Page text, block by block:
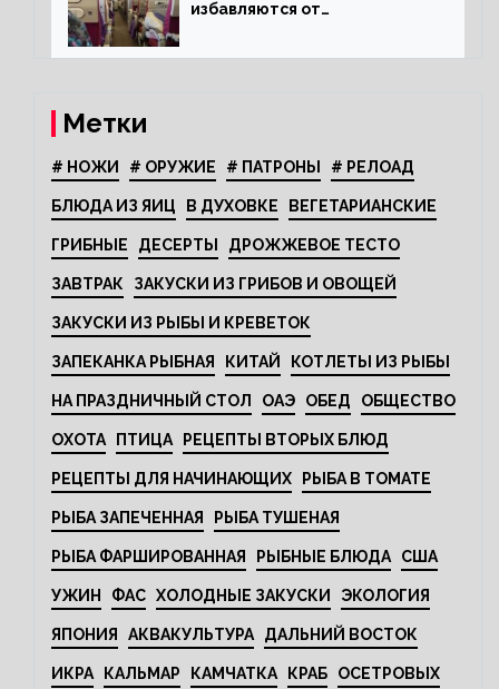
избавляются от
Метки
# НОЖИ # ОРУЖИЕ # ПАТРОНЫ # РЕЛОАД
БЛЮДА ИЗ ЯИЦ В ДУХОВКЕ ВЕГЕТАРИАНСКИЕ
ГРИБНЫЕ ДЕСЕРТЫ ДРОЖЖЕВОЕ ТЕСТО
ЗАВТРАК ЗАКУСКИ ИЗ ГРИБОВ И ОВОЩЕЙ
ЗАКУСКИ ИЗ РЫБЫ И КРЕВЕТОК
ЗАПЕКАНКА РЫБНАЯ КИТАЙ КОТЛЕТЫ ИЗ РЫБЫ
НА ПРАЗДНИЧНЫЙ СТОЛ ОАЭ ОБЕД ОБЩЕСТВО
ОХОТА ПТИЦА РЕЦЕПТЫ ВТОРЫХ БЛЮД
РЕЦЕПТЫ ДЛЯ НАЧИНАЮЩИХ РЫБА В ТОМАТЕ
РЫБА ЗАПЕЧЕННАЯ РЫБА ТУШЕНАЯ
РЫБА ФАРШИРОВАННАЯ РЫБНЫЕ БЛЮДА США
УЖИН ФАС ХОЛОДНЫЕ ЗАКУСКИ ЭКОЛОГИЯ
ЯПОНИЯ АКВАКУЛЬТУРА ДАЛЬНИЙ ВОСТОК
ИКРА КАЛЬМАР КАМЧАТКА КРАБ ОСЕТРОВЫХ